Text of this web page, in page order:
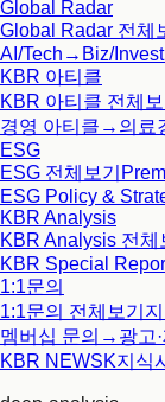
Global Radar
Global Radar 전체
AI/Tech → Biz/
KBR 아티클
KBR 아티클 전체보
경영 아티클 → 의료
ESG
ESG 전체보기
ESG Policy &
KBR Analysis
KBR Analysis 전체
KBR Special
1:1문의
1:1문의 전체보기
멤버십 문의 → 광고
KBR NEWSK지식